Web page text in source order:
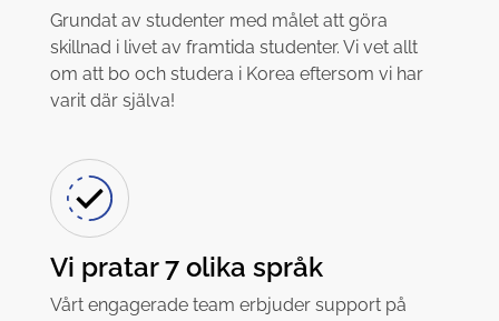
Grundat av studenter med målet att göra
skillnad i livet av framtida studenter. Vi vet allt
om att bo och studera i Korea eftersom vi har
varit där själva!
Vi pratar 7 olika språk
Vårt engagerade team erbjuder support på